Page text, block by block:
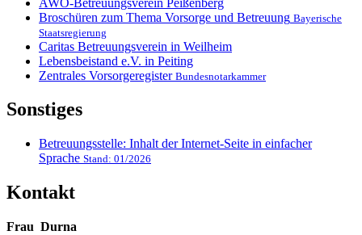
Broschüren zum Thema Vorsorge und Betreuung Bayerische
Staatsregierung
Caritas Betreuungsverein in Weilheim
Lebensbeistand e.V. in Peiting
Zentrales Vorsorgeregister Bundesnotarkammer
Sonstiges
Betreuungsstelle: Inhalt der Internet-Seite in einfacher
Sprache Stand: 01/2026
Kontakt
Frau Durna